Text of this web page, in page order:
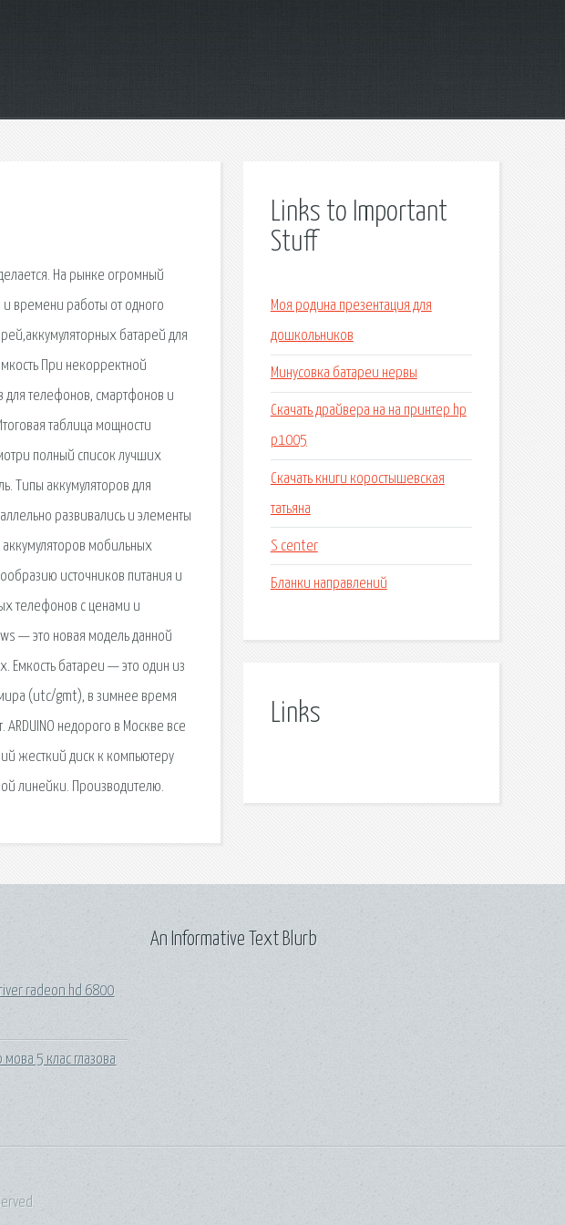
На рынке огромный
времени работы от одного
батарей для
При некорректной
для телефонов, смартфонов и
таблица мощности
полный список лучших
Типы аккумуляторов для
развивались и элементы
мобильных
источников питания и
телефонов с ценами и
— это новая модель данной
Емкость батареи — это один из
(utc/gmt), в зимнее время
недорого в Москве все
жесткий диск к компьютеру
линейки. Производителю.
Links to Important
Stuff
Моя родина презентация для
дошкольников
Минусовка батареи нервы
Скачать драйвера на на принтер hp
p1005
Скачать книги коростышевская
татьяна
S center
Бланки направлений
Links
radeon hd 6800
мова 5 клас глазова
An Informative Text Blurb